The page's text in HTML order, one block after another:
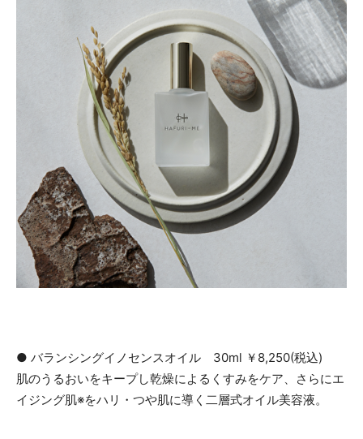
● バランシングイノセンスオイル 30ml ￥8,250(税込)
肌のうるおいをキープし乾燥によるくすみをケア、さらにエ
イジング肌※をハリ・つや肌に導く二層式オイル美容液。